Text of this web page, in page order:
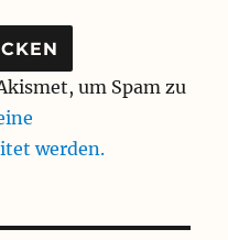
um Spam zu
werden.